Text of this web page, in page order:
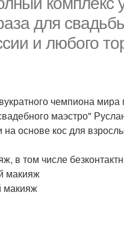
для
и любого
чемпиона мира
маэстро"
основе кос для
в том числе
макияж
макияж